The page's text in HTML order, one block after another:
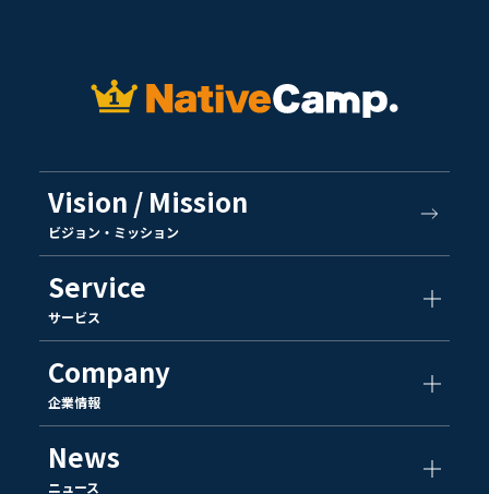
Vision / Mission
ビジョン・ミッション
Service
サービス
Company
企業情報
News
ニュース